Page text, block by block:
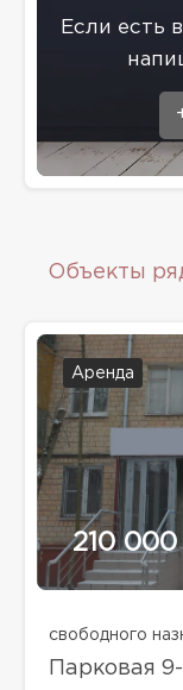
Eсли есть
Объекты
Аренда
210
свободного
Парковая